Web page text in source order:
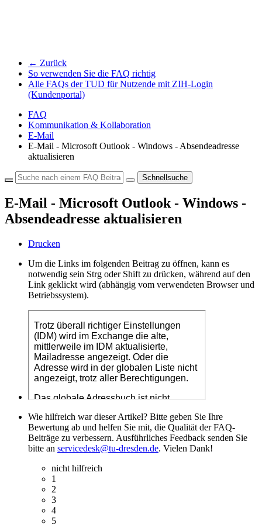
← Zurück
So verwenden Sie die FAQ richtig
Alle FAQs der TUD für Nutzende mit ZIH-Login
(Kundenportal)
FAQ
Kommunikation & Kollaboration
E-Mail
E-Mail - Microsoft Outlook - Windows - Absendeadresse
aktualisieren
Schnellsuche
E-Mail - Microsoft Outlook - Windows -
Absendeadresse aktualisieren
Drucken
Um die Links im folgenden Beitrag zu öffnen, kann es
notwendig sein Strg oder Shift zu drücken, während auf den
Link geklickt wird (abhängig vom verwendeten Browser und
Betriebssystem).
Wie hilfreich war dieser Artikel? Bitte geben Sie Ihre
Bewertung ab und helfen Sie mit, die Qualität der FAQ-
Beiträge zu verbessern. Ausführliches Feedback senden Sie
bitte an servicedesk@tu-dresden.de. Vielen Dank!
nicht hilfreich
1
2
3
4
5